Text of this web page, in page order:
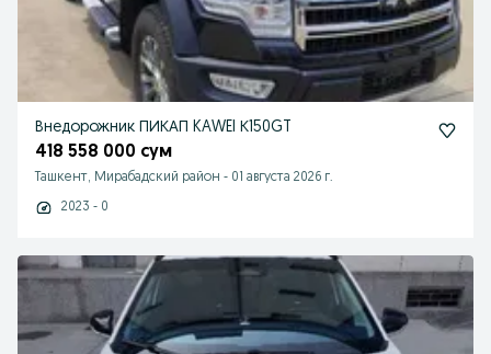
Внедорожник ПИКАП KAWEI К150GT
418 558 000 сум
Ташкент, Мирабадский район - 01 августа 2026 г.
2023 - 0